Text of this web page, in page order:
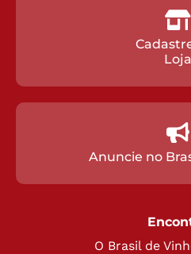
Loja
Anuncie no
O Brasil de